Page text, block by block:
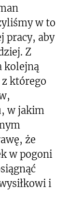
w to
pracy, aby
Z
kolejną
którego
w jakim
że
w pogoni
i